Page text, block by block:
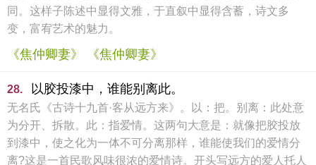
同。这样子陈述中显得文雅，于直叙中显得含蓄，诗文多
变，富宥艺术的魅力。
《焦仲卿妻》 《焦仲卿妻》
28. 以胶投漆中，谁能别离此。
无名氏《古诗十九首·客从远方来》。以：把。别离：此处意
为分开、拆散。此：指爱情。这两句大意是：就像把胶投放
到漆中，使之化为一体不可分离那样，谁能使我们的爱情分
离?这是一首民歌风味很浓的爱情诗。开头写远方的爱人托人